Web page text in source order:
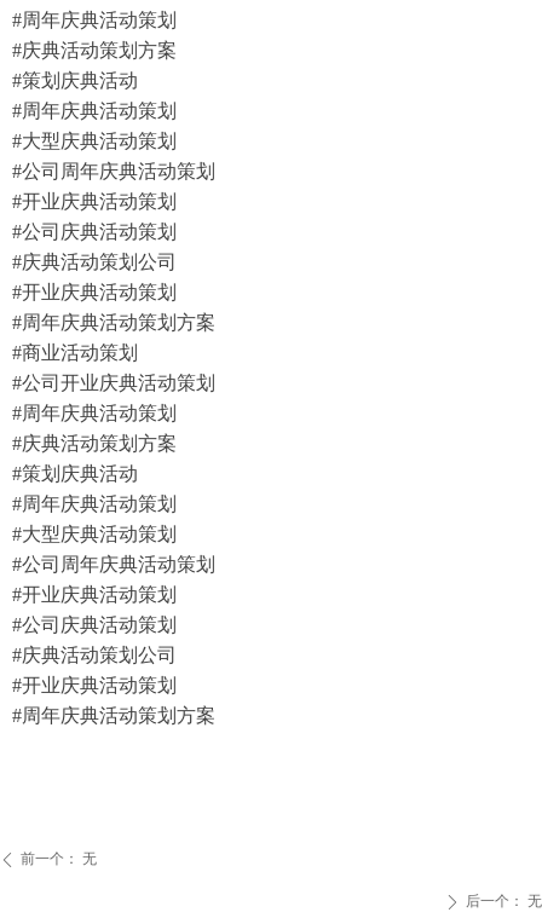
ꄴ 前一个： 无
ꄲ 后一个： 无
#周年庆典活动策划
#庆典活动策划方案
#策划庆典活动
#周年庆典活动策划
#大型庆典活动策划
#公司周年庆典活动策划
#开业庆典活动策划
#公司庆典活动策划
#庆典活动策划公司
#开业庆典活动策划
#周年庆典活动策划方案
#商业活动策划
​​​​​​​#公司开业庆典活动策划
#周年庆典活动策划
#庆典活动策划方案
#策划庆典活动
#周年庆典活动策划
#大型庆典活动策划
#公司周年庆典活动策划
#开业庆典活动策划
#公司庆典活动策划
#庆典活动策划公司
#开业庆典活动策划
#周年庆典活动策划方案